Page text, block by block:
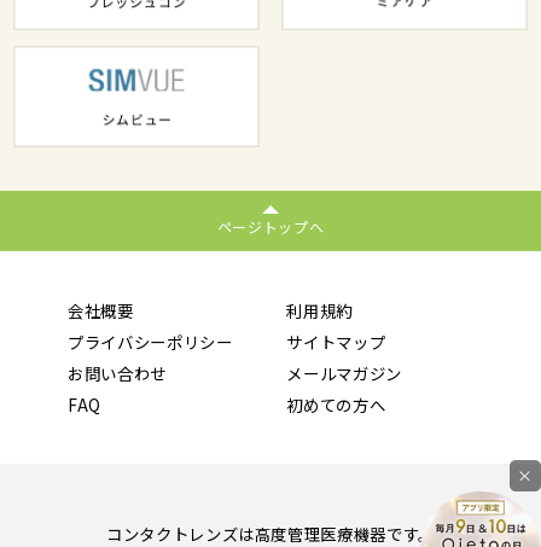
ページトップへ
会社概要
利用規約
プライバシーポリシー
サイトマップ
お問い合わせ
メールマガジン
FAQ
初めての方へ
コンタクトレンズは高度管理医療機器です。
×